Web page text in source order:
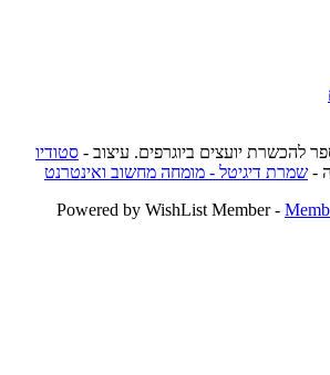
סטודיו
- שמרת דיגיטל - מומחה מחשוב ואינטרנט
Powered by WishList Member -